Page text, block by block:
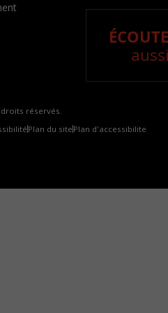
réservés.
Plan du site Plan d'accessibilite